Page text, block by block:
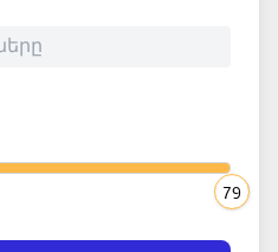
79